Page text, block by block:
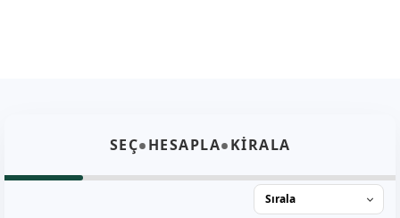
SEÇ•HESAPLA•KİRALA